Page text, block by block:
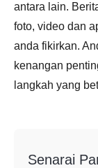
antara lain.
foto, video dan
anda fikirkan.
kenangan
langkah yang
Senarai